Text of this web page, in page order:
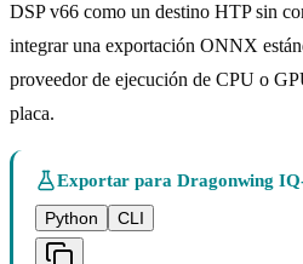
DSP v66 como un destino HTP sin
integrar una exportación ONNX
proveedor de ejecución de CPU o
placa.
Exportar para Dragonwing
Python
CLI